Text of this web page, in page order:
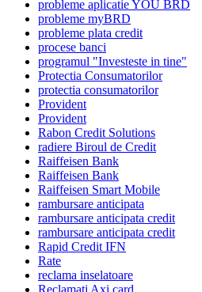
probleme aplicatie YOU BRD
probleme myBRD
probleme plata credit
procese banci
programul "Investeste in tine"
Protectia Consumatorilor
protectia consumatorilor
Provident
Provident
Rabon Credit Solutions
radiere Biroul de Credit
Raiffeisen Bank
Raiffeisen Bank
Raiffeisen Smart Mobile
rambursare anticipata
rambursare anticipata credit
rambursare anticipata credit
Rapid Credit IFN
Rate
reclama inselatoare